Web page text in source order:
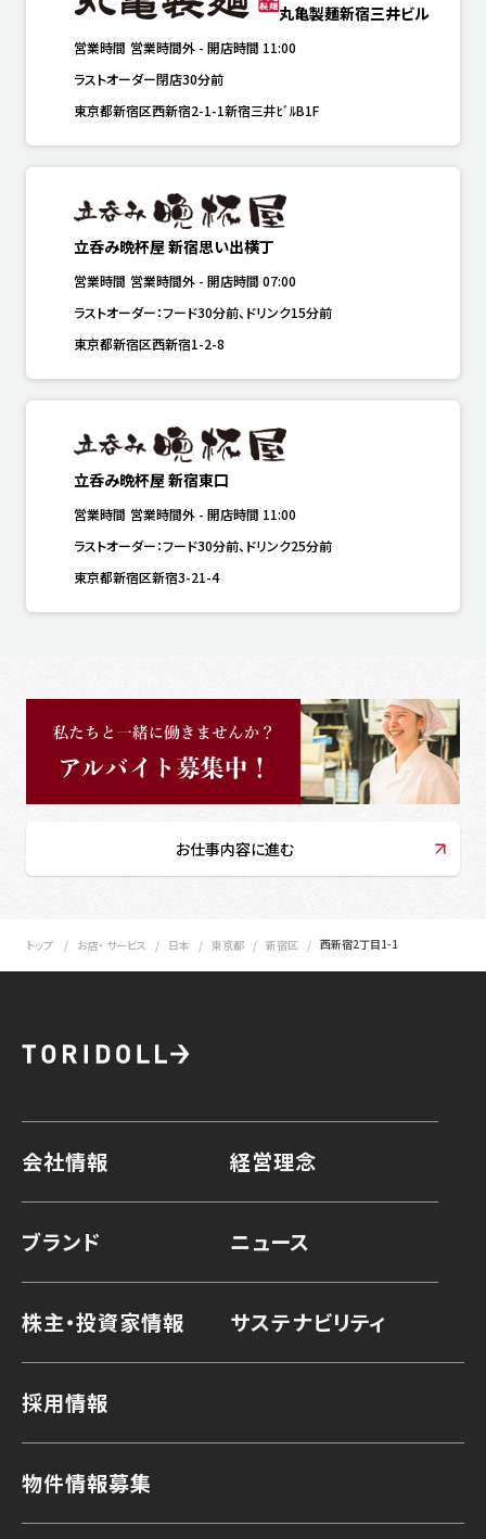
丸亀製麺新宿三井ビル
営業時間 営業時間外 - 開店時間 11:00
ラストオーダー閉店30分前
東京都新宿区西新宿2-1-1新宿三井ﾋﾞﾙB1F
立呑み晩杯屋 新宿思い出横丁
営業時間 営業時間外 - 開店時間 07:00
ラストオーダー：フード30分前、ドリンク15分前
東京都新宿区西新宿1-2-8
立呑み晩杯屋 新宿東口
営業時間 営業時間外 - 開店時間 11:00
ラストオーダー：フード30分前、ドリンク25分前
東京都新宿区新宿3-21-4
お仕事内容に進む
トップ お店・ サービス 日本 東京都 新宿区 西新宿2丁目1-1
会社情報 経営理念
ブランド ニュース
株主・投資家情報 サステナビリティ
採用情報
物件情報募集